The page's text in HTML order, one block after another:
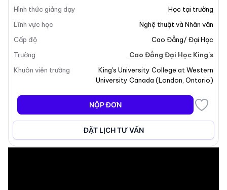
+5
Hình thức giảng dạy
Học tại trường
Lĩnh vực học
Nghệ thuật và Nhân văn
Cấp độ
Cao Đẳng/ Đại Học
Trường
Cao Đẳng Đại Học King's
Khuôn viên trường
King's University College at Western
University Canada (London Ontario)
NỘP ĐƠN
ĐẶT LỊCH TƯ VẤN